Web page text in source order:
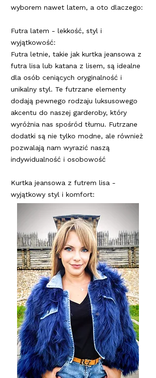
wyborem nawet latem, a oto dlaczego:
Futra latem - lekkość, styl i
wyjątkowość:
Futra letnie, takie jak kurtka jeansowa z
futra lisa lub katana z lisem, są idealne
dla osób ceniących oryginalność i
unikalny styl. Te futrzane elementy
dodają pewnego rodzaju luksusowego
akcentu do naszej garderoby, który
wyróżnia nas spośród tłumu. Futrzane
dodatki są nie tylko modne, ale również
pozwalają nam wyrazić naszą
indywidualność i osobowość
Kurtka jeansowa z futrem lisa -
wyjątkowy styl i komfort: